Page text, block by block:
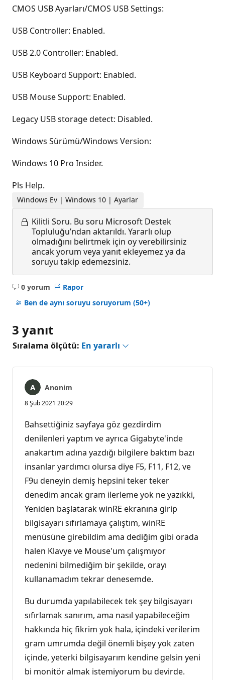
CMOS USB Ayarları/CMOS USB Settings:
USB Controller: Enabled.
USB 2.0 Controller: Enabled.
USB Keyboard Support: Enabled.
USB Mouse Support: Enabled.
Legacy USB storage detect: Disabled.
Windows Sürümü/Windows Version:
Windows 10 Pro Insider.
Pls Help.
Windows Ev | Windows 10 | Ayarlar
Kilitli Soru. Bu soru Microsoft Destek
Topluluğu’ndan aktarıldı. Yararlı olup
olmadığını belirtmek için oy verebilirsiniz
ancak yorum veya yanıt ekleyemez ya da
soruyu takip edemezsiniz.
0 yorum
Açıklama
yok
Rapor
Ben de aynı soruyu soruyorum (50+)
3 yanıt
Sıralama ölçütü: En yararlı
Anonim
8 Şub 2021 20:29
Bahsettiğiniz sayfaya göz gezdirdim
denilenleri yaptım ve ayrıca Gigabyte'inde
anakartım adına yazdığı bilgilere baktım bazı
insanlar yardımcı olursa diye F5, F11, F12, ve
F9u deneyin demiş hepsini teker teker
denedim ancak gram ilerleme yok ne yazıkki,
Yeniden başlatarak winRE ekranına girip
bilgisayarı sıfırlamaya çalıştım, winRE
menüsüne girebildim ama dediğim gibi orada
halen Klavye ve Mouse'um çalışmıyor
nedenini bilmediğim bir şekilde, orayı
kullanamadım tekrar denesemde.
Bu durumda yapılabilecek tek şey bilgisayarı
sıfırlamak sanırım, ama nasıl yapabileceğim
hakkında hiç fikrim yok hala, içindeki verilerim
gram umrumda değil önemli bişey yok zaten
içinde, yeterki bilgisayarım kendine gelsin yeni
bi monitör almak istemiyorum bu devirde.